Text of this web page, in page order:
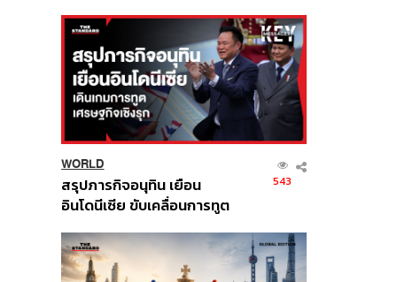
WORLD
สรุปภารกิจอนุทิน เยือน
อินโดนีเซีย ขับเคลื่อนการทูต
ส่วนยุทธศาสตร์ไทย –
อินโดนีเซีย
543